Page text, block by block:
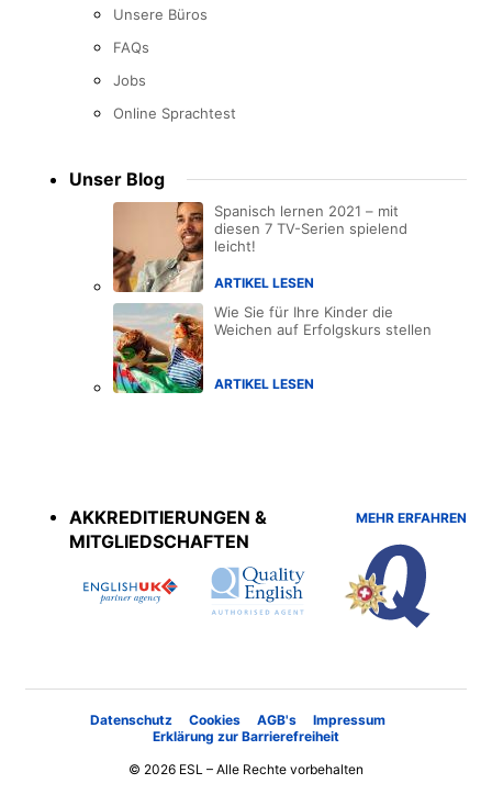
Unsere Büros
FAQs
Jobs
Online Sprachtest
Unser Blog
Spanisch lernen 2021 – mit
diesen 7 TV-Serien spielend
leicht!
ARTIKEL LESEN
Wie Sie für Ihre Kinder die
Weichen auf Erfolgskurs stellen
ARTIKEL LESEN
AKKREDITIERUNGEN &
MITGLIEDSCHAFTEN
MEHR ERFAHREN
Datenschutz Cookies AGB's
Impressum
Erklärung zur Barrierefreiheit
© 2026 ESL – Alle Rechte vorbehalten